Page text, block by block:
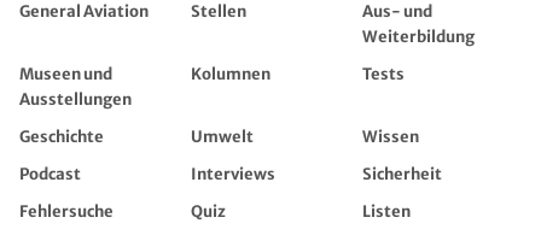
General Aviation
Stellen
Aus- und
Weiterbildung
Museen und
Ausstellungen
Kolumnen Tests
Geschichte Umwelt
Wissen
Podcast
Interviews
Sicherheit
Fehlersuche
Quiz
Listen